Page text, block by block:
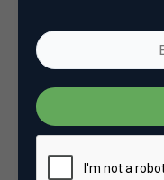
video waarin mijn
hond op mijn hoofd
gepersonaliseerde
november komt